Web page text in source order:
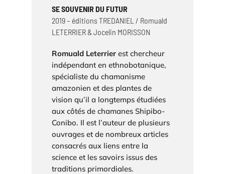
SE SOUVENIR DU FUTUR
2019 – éditions TREDANIEL / Romuald
LETERRIER & Jocelin MORISSON
Romuald Leterrierest chercheur
indépendant en ethnobotanique,
spécialiste du chamanisme
amazonien et des plantes de
vision qu’il a longtemps étudiées
aux côtés de chamanes Shipibo-
Conibo. Il est l’auteur de plusieurs
ouvrages et de nombreux articles
consacrés aux liens entre la
science et les savoirs issus des
traditions primordiales.